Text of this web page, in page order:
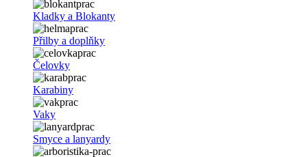
Kladky a Blokanty
Přilby a doplňky
Čelovky
Karabiny
Vaky
Smyce a lanyardy